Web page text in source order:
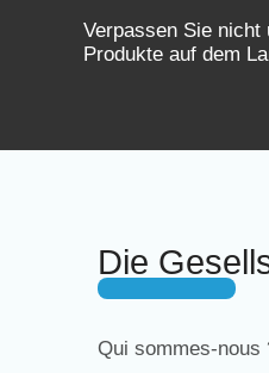
Verpassen Sie nicht
Produkte auf dem
Die
Qui sommes-nous